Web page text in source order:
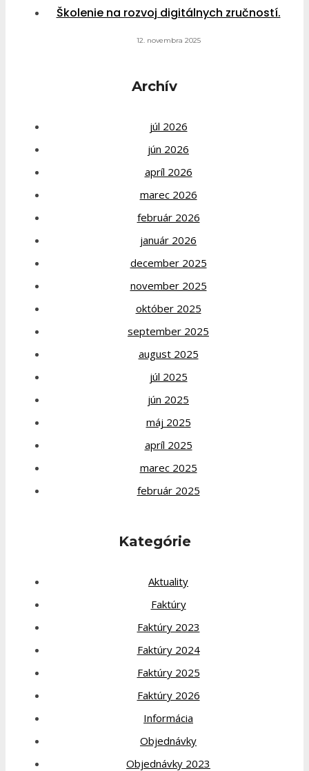
Školenie na rozvoj digitálnych zručností.
12. novembra 2025
Archív
júl 2026
jún 2026
apríl 2026
marec 2026
február 2026
január 2026
december 2025
november 2025
október 2025
september 2025
august 2025
júl 2025
jún 2025
máj 2025
apríl 2025
marec 2025
február 2025
Kategórie
Aktuality
Faktúry
Faktúry 2023
Faktúry 2024
Faktúry 2025
Faktúry 2026
Informácia
Objednávky
Objednávky 2023